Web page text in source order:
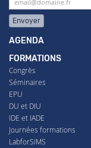
Envoyer
AGENDA
FORMATIONS
Congrès
Séminaires
EPU
DU et DIU
IDE et IADE
Journées formations
LabforSIMS